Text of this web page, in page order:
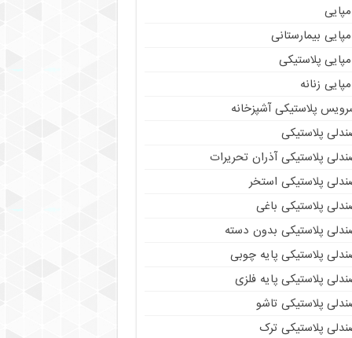
بیمارستانی
پلاستیکی
زنانه
پلاستیکی آشپزخانه
پلاستیکی
پلاستیکی آذران تحریرات
پلاستیکی استخر
پلاستیکی باغی
پلاستیکی بدون دسته
پلاستیکی پایه چوبی
پلاستیکی پایه فلزی
پلاستیکی تاشو
پلاستیکی ترک